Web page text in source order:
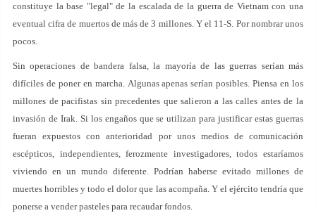
constituye la base "legal" de la escalada de la guerra de Vietnam con una
eventual cifra de muertos de más de 3 millones. Y el 11-S. Por nombrar unos
pocos.
Sin operaciones de bandera falsa, la mayoría de las guerras serían más
difíciles de poner en marcha. Algunas apenas serían posibles. Piensa en los
millones de pacifistas sin precedentes que salieron a las calles antes de la
invasión de Irak. Si los engaños que se utilizan para justificar estas guerras
fueran expuestos con anterioridad por unos medios de comunicación
escépticos, independientes, ferozmente investigadores, todos estaríamos
viviendo en un mundo diferente. Podrían haberse evitado millones de
muertes horribles y todo el dolor que las acompaña. Y el ejército tendría que
ponerse a vender pasteles para recaudar fondos.